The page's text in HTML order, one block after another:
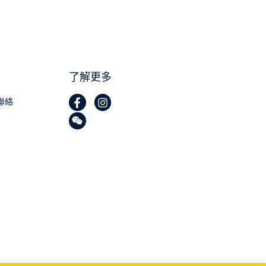
絡
了解更多